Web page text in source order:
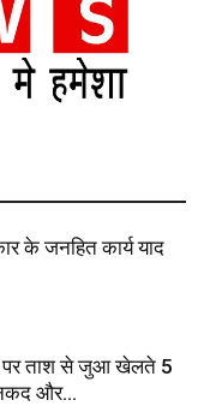
के जनहित कार्य याद
पर ताश से जुआ खेलते 5
और...